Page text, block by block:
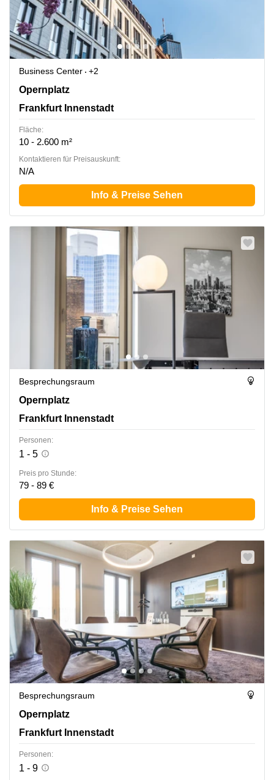
Business Center
+2
Opernplatz 14, Frankfurt Innenstadt
Opernplatz
Frankfurt Innenstadt
Fläche:
10 - 2.600 m²
Kontaktieren für Preisauskunft:
N/A
Info & Preise Sehen
Besprechungsraum
Opernplatz 14, Frankfurt Innenstadt
Opernplatz
Frankfurt Innenstadt
Personen:
1 - 5
Preis pro Stunde:
79 - 89 €
Info & Preise Sehen
Besprechungsraum
Opernplatz 14, Frankfurt Innenstadt
Opernplatz
Frankfurt Innenstadt
Personen:
1 - 9